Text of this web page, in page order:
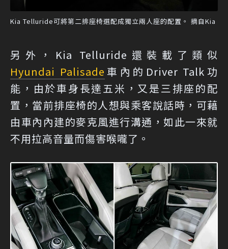
Kia Telluride可將第二排座椅選配成獨立兩人座的配置。 摘自Kia
另外，Kia Telluride還裝載了類似
Hyundai Palisade 車內的Driver Talk功
能，由於車身長達五米，又是三排座的配
置，當前排座椅的人想與乘客說話時，可藉
由車內內建的麥克風進行溝通，如此一來就
不用拉高音量而傷害喉嚨了。